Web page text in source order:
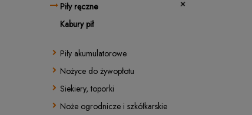
Piły ręczne
Kabury pił
Piły akumulatorowe
Nożyce do żywopłotu
Siekiery, toporki
Noże ogrodnicze i szkółkarskie